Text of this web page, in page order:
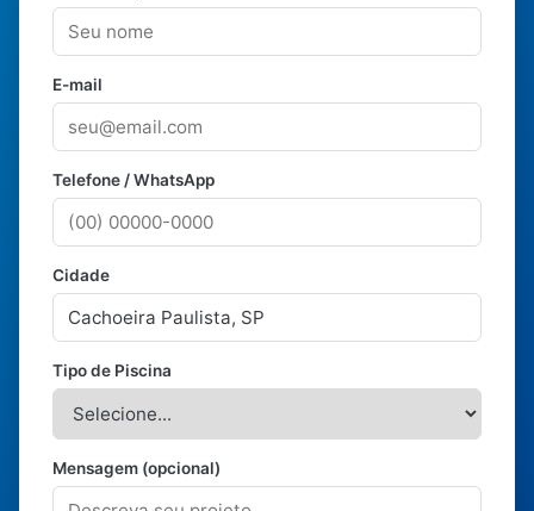
E-mail
Telefone / WhatsApp
Cidade
Tipo de Piscina
Mensagem (opcional)